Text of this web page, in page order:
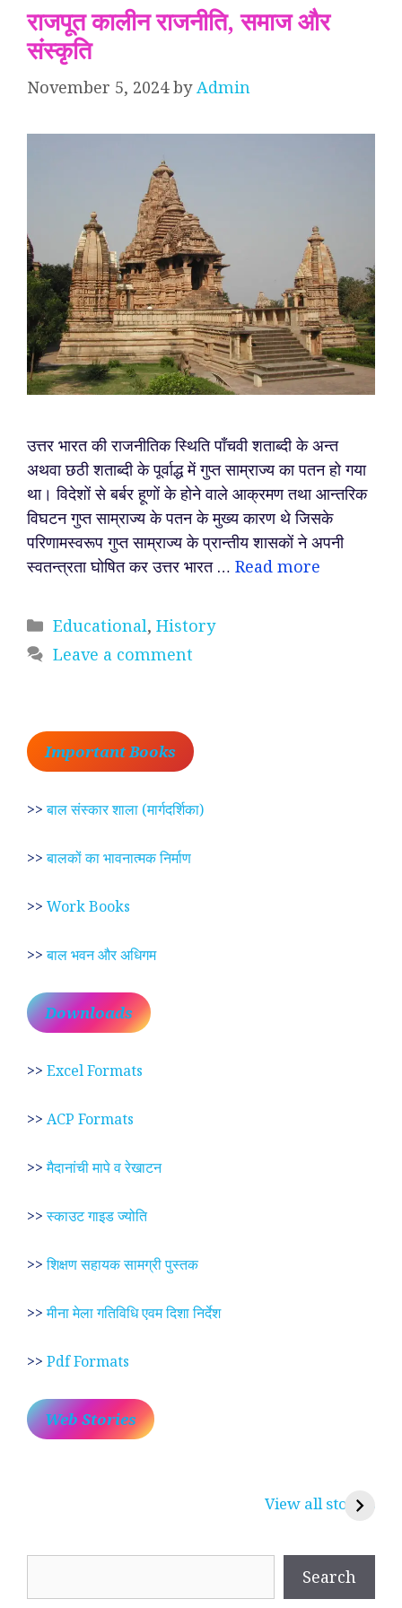
राजपूत कालीन राजनीति, समाज और
संस्कृति
November 5, 2024 byAdmin
उत्तर भारत की राजनीतिक स्थिति पाँचवी शताब्दी के अन्त
अथवा छठी शताब्दी के पूर्वाद्ध में गुप्त साम्राज्य का पतन हो गया
था। विदेशों से बर्बर हूणों के होने वाले आक्रमण तथा आन्तरिक
विघटन गुप्त साम्राज्य के पतन के मुख्य कारण थे जिसके
परिणामस्वरूप गुप्त साम्राज्य के प्रान्तीय शासकों ने अपनी
स्वतन्त्रता घोषित कर उत्तर भारत … Read more
Categories
Educational, History
Leave a comment
Important Books
>>बाल संस्कार शाला (मार्गदर्शिका)
>>बालकों का भावनात्मक निर्माण
>> Work Books
>>बाल भवन और अधिगम
Downloads
>> Excel Formats
>> ACP Formats
>>मैदानांची मापे व रेखाटन
>>स्काउट गाइड ज्योति
>>शिक्षण सहायक सामग्री पुस्तक
>>मीना मेला गतिविधि एवम दिशा निर्देश
>> Pdf Formats
Web Stories
View all stories
रामसा पीर, रुणेचा रा
Search